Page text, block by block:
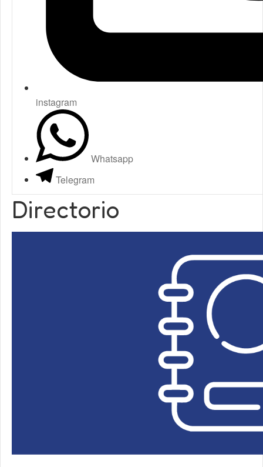
instagram
Whatsapp
Telegram
Directorio